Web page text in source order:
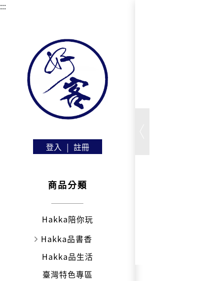
:::
登入 | 註冊
商品分類
Hakka陪你玩
Hakka品書香
Hakka品生活
臺灣特色專區